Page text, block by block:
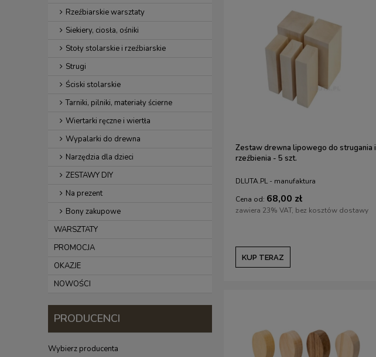
Rzeźbiarskie warsztaty
Siekiery, ciosła, ośniki
Stoły stolarskie i rzeźbiarskie
Strugi
Ściski stolarskie
Tarniki, pilniki, materiały ścierne
Wiertarki ręczne i wiertła
Wypalarki do drewna
Narzędzia dla dzieci
ZESTAWY DIY
Na prezent
Bony zakupowe
WARSZTATY
PROMOCJA
OKAZJE
NOWOŚCI
PRODUCENCI
Wybierz producenta
Zestaw drewna lipowego do strugania i
rzeźbienia - 5 szt.
DLUTA.PL - manufaktura
Cena od: 68,00 zł
zawiera 23% VAT, bez kosztów dostawy
KUP TERAZ